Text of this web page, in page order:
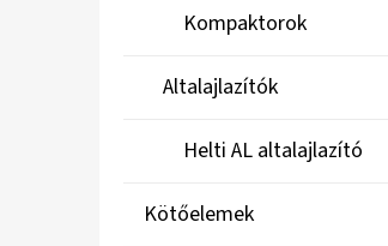
Kompaktorok
Altalajlazítók
Helti AL altalajlazító
Kötőelemek